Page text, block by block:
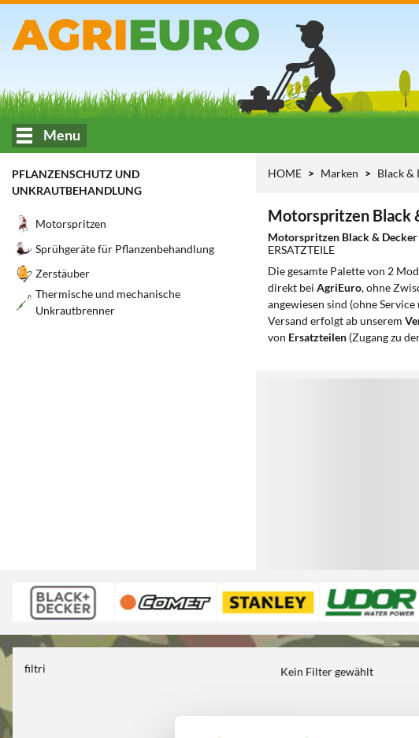
Menu
PFLANZENSCHUTZ UND
UNKRAUTBEHANDLUNG
Motorspritzen
Sprühgeräte für Pflanzenbehandlung
Zerstäuber
Thermische und mechanische
Unkrautbrenner
HOME Marken Black &
Motorspritzen Black
Motorspritzen Black & Decker
ERSATZTEILE
Die gesamte Palette von 2
direkt bei AgriEuro, ohne
angewiesen sind (ohne
Versand erfolgt ab unserem
von Ersatzteilen (Zugang zu
filtri Kein Filter gewählt